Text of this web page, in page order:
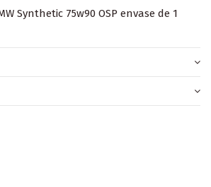
Synthetic 75w90 OSP envase de 1